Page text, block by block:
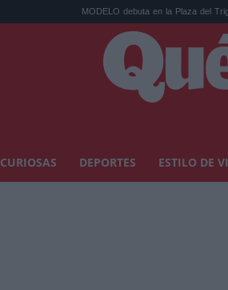
MODELO debuta en la Plaza del Trigo de
CURIOSAS DEPORTES ESTILO DE